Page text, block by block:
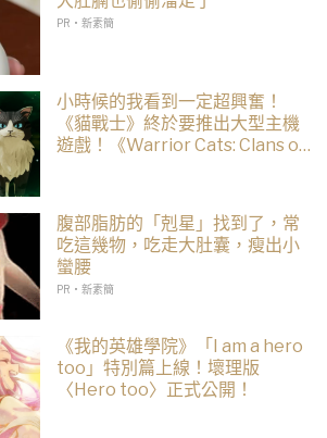
PR・新素簡
小時候的我看到一定超興奮！
《貓戰士》終於要推出大型主機
遊戲！《Warrior Cats: Clans of
腹部脂肪的「剋星」找到了，常
吃這幾物，吃走大肚囊，瘦出小
蠻腰
PR・新素簡
《我的英雄學院》「I am a hero
too」特別篇上線！壞理版
〈Hero too〉正式公開！